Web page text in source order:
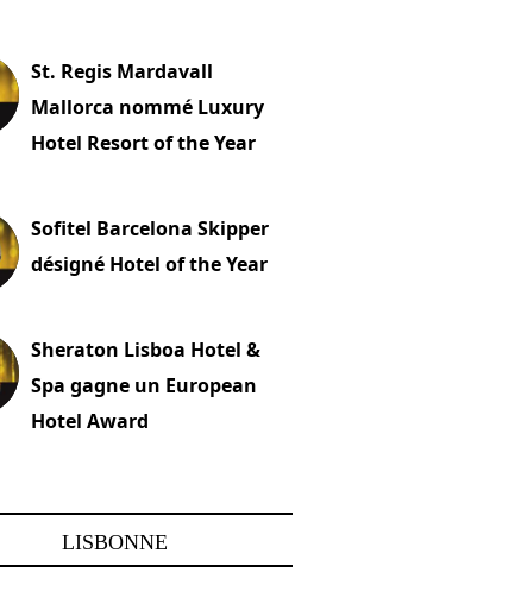
St. Regis Mardavall
Mallorca nommé Luxury
Hotel Resort of the Year
Sofitel Barcelona Skipper
désigné Hotel of the Year
Sheraton Lisboa Hotel &
Spa gagne un European
Hotel Award
LISBONNE